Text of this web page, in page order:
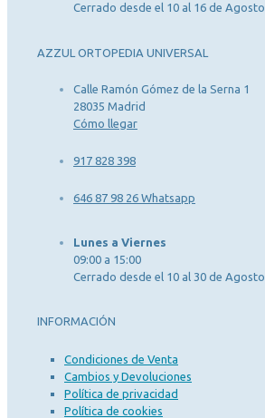
Cerrado desde el 10 al 16 de Agosto
AZZUL ORTOPEDIA UNIVERSAL
Calle Ramón Gómez de la Serna 1
28035 Madrid
Cómo llegar
917 828 398
646 87 98 26 Whatsapp
Lunes a Viernes
09:00 a 15:00
Cerrado desde el 10 al 30 de Agosto
INFORMACIÓN
Condiciones de Venta
Cambios y Devoluciones
Política de privacidad
Política de cookies